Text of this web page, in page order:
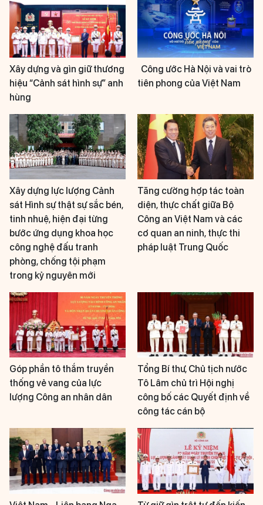
Xây dựng và gìn giữ thương
hiệu “Cảnh sát hình sự” anh
hùng
Công ước Hà Nội và vai trò
tiên phong của Việt Nam
Xây dựng lực lượng Cảnh
sát Hình sự thật sự sắc bén,
tinh nhuệ, hiện đại từng
bước ứng dụng khoa học
công nghệ đấu tranh
phòng, chống tội phạm
trong kỷ nguyên mới
Tăng cường hợp tác toàn
diện, thực chất giữa Bộ
Công an Việt Nam và các
cơ quan an ninh, thực thi
pháp luật Trung Quốc
Góp phần tô thắm truyền
thống vẻ vang của lực
lượng Công an nhân dân
Tổng Bí thư, Chủ tịch nước
Tô Lâm chủ trì Hội nghị
công bố các Quyết định về
công tác cán bộ